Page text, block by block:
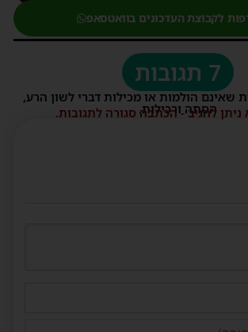
לקבוצת העדכונים בוואטסאפ
7 תגובות
הולמות או מכילות דברי לשון הרע,
הסתה ורכילות.
להגיב - הכתבה סגורה לתגובות.